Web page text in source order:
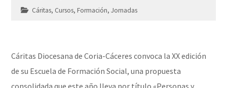
Cáritas, Cursos,Formación,Jornadas
Cáritas Diocesana de Coria-Cáceres convoca la XX edición
de su Escuela de Formación Social, una propuesta
consolidada que este año lleva por título «Personas y